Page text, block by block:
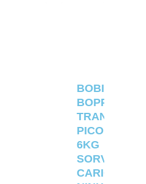
BOBINA
BOPP
PICOLÉ
6KG
SORVETERIA
CARIOCA